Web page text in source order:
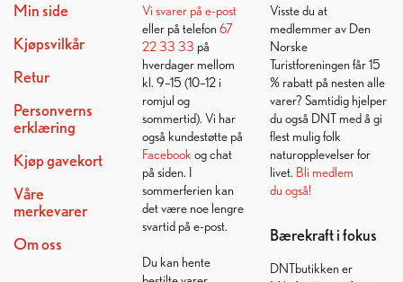
Min side
Kjøpsvilkår
Retur
Personverns
erklæring
Kjøp gavekort
Våre
merkevarer
Om oss
Vi svarer på e-post
eller på telefon 67
22 33 33 på
hverdager mellom
kl. 9–15 (10–12 i
romjul og
sommertid). Vi har
også kundestøtte på
Facebook og chat
på siden. I
sommerferien kan
det være noe lengre
svartid på e-post.
Du kan hente
Visste du at
medlemmer av Den
Norske
Turistforeningen får 15
% rabatt på nesten alle
varer? Samtidig hjelper
du også DNT med å gi
flest mulig folk
naturopplevelser for
livet. Bli medlem
du også!
Bærekraft i fokus
DNTbutikken er